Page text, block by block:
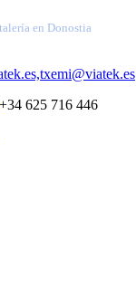
en Donostia
+34 625 716 446